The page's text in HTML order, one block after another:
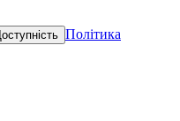
Політика